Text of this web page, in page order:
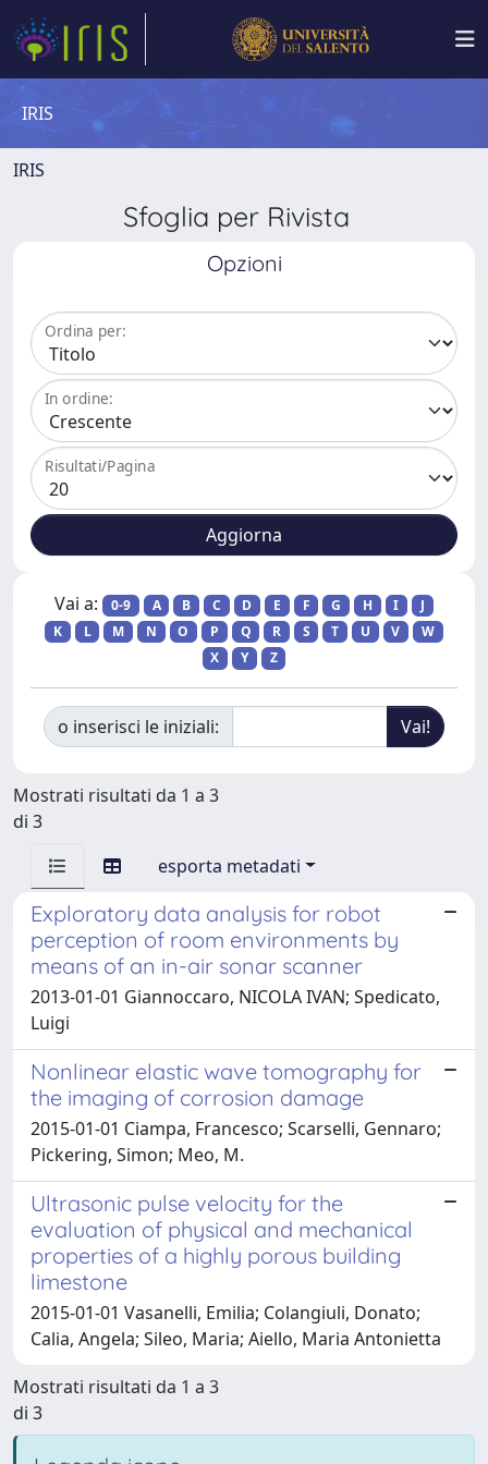
IRIS
IRIS
Sfoglia per Rivista
Opzioni
Ordina per:
In ordine:
Risultati/Pagina
Vai a: 0-9 A B C D E F G H I
J
K
L M N O P Q R S T U V
W
X
Y Z
o inserisci le iniziali:
Mostrati risultati da 1 a 3
di 3
esporta metadati
Exploratory data analysis for robot
perception of room environments by
means of an in-air sonar scanner
2013-01-01 Giannoccaro, NICOLA IVAN; Spedicato,
Luigi
Nonlinear elastic wave tomography for
the imaging of corrosion damage
2015-01-01 Ciampa, Francesco; Scarselli, Gennaro;
Pickering, Simon; Meo, M.
Ultrasonic pulse velocity for the
evaluation of physical and mechanical
properties of a highly porous building
limestone
2015-01-01 Vasanelli, Emilia; Colangiuli, Donato;
Calia, Angela; Sileo, Maria; Aiello, Maria Antonietta
Mostrati risultati da 1 a 3
di 3